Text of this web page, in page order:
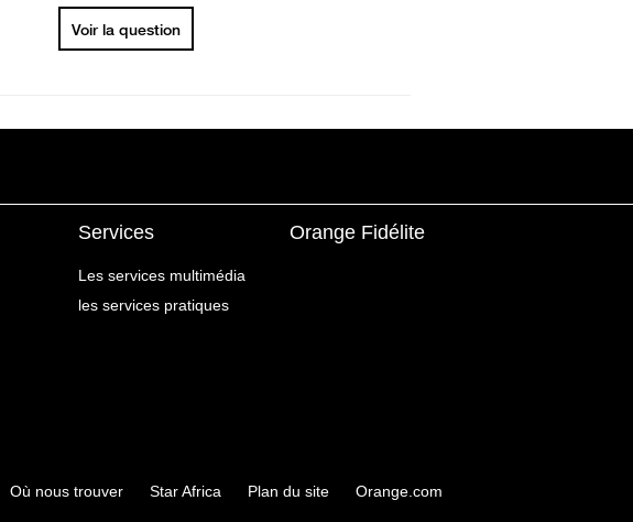
Voir la question
Services
Les services multimédia
les services pratiques
Orange Fidélite
Où nous trouver Star Africa Plan du site Orange.com